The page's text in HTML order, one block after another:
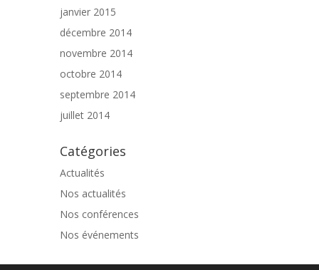
janvier 2015
décembre 2014
novembre 2014
octobre 2014
septembre 2014
juillet 2014
Catégories
Actualités
Nos actualités
Nos conférences
Nos événements